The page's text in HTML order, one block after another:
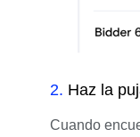
2. Haz la
Cuando